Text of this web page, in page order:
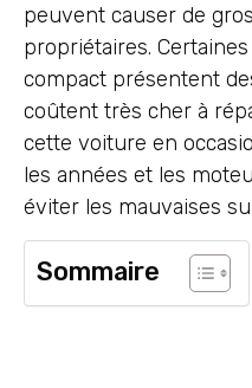
peuvent causer de
propriétaires.
compact présentent
coûtent très cher à
cette voiture en
les années et les
éviter les mauvaises
Sommaire